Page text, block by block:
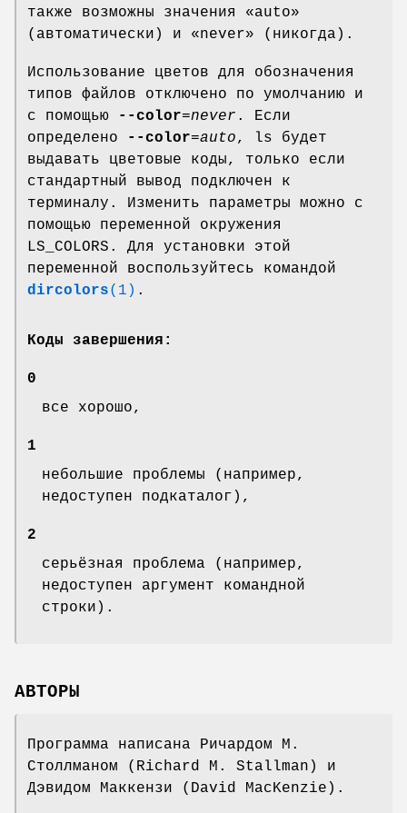
также возможны значения «auto»
(автоматически) и «never» (никогда).
Использование цветов для обозначения
типов файлов отключено по умолчанию и
с помощью
--color=never . Если
определено
--color=auto, ls будет
выдавать цветовые коды, только если
стандартный вывод подключен к
терминалу. Изменить параметры можно с
помощью переменной окружения
LS_COLORS. Для установки этой
переменной воспользуйтесь командой
dircolors(1) .
Коды завершения:
0
все хорошо,
1
небольшие проблемы (например,
недоступен подкаталог),
2
серьёзная проблема (например,
недоступен аргумент командной
строки).
АВТОРЫ
Программа написана Ричардом М.
Столлманом (Richard M. Stallman) и
Дэвидом Маккензи (David MacKenzie).